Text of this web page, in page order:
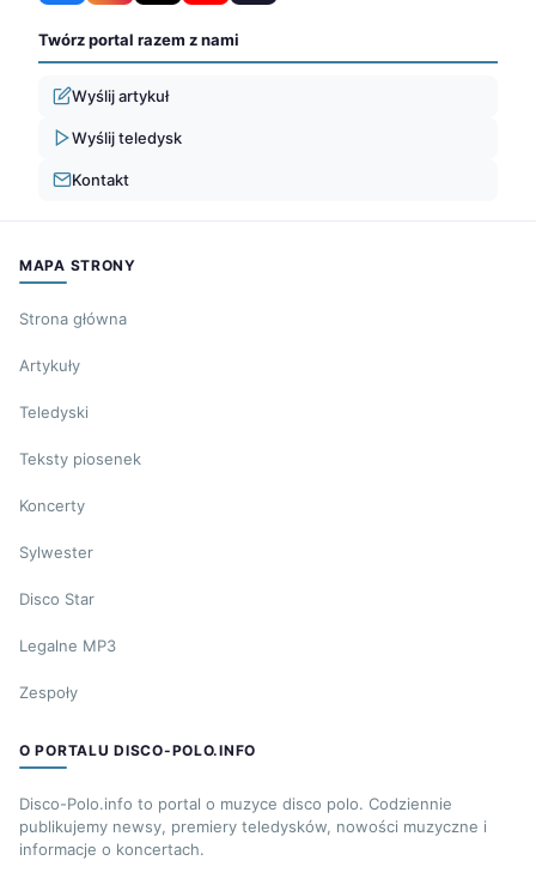
Twórz portal razem z nami
Wyślij artykuł
Wyślij teledysk
Kontakt
MAPA STRONY
Strona główna
Artykuły
Teledyski
Teksty piosenek
Koncerty
Sylwester
Disco Star
Legalne MP3
Zespoły
O PORTALU DISCO-POLO.INFO
Disco-Polo.info to portal o muzyce disco polo. Codziennie
publikujemy newsy, premiery teledysków, nowości muzyczne i
informacje o koncertach.